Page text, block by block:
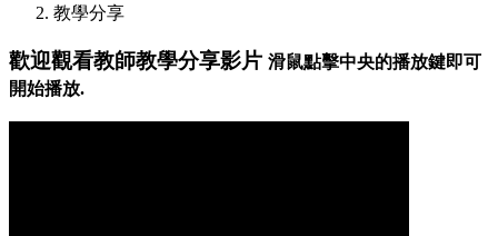
教學分享
歡迎觀看教師教學分享影片 滑鼠點擊中央的播放鍵即可
開始播放.